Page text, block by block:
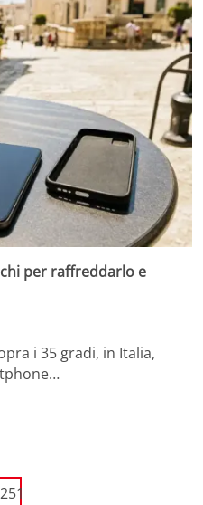
per raffreddarlo e
i 35 gradi, in Italia,